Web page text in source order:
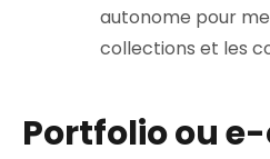
autonome pour
collections et les
Portfolio ou